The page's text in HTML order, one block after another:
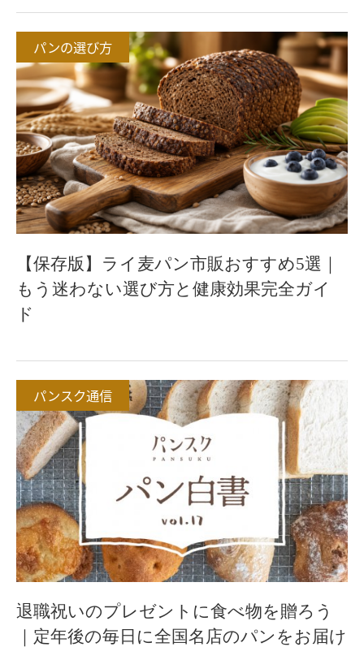
パンの選び方
【保存版】ライ麦パン市販おすすめ5選｜
もう迷わない選び方と健康効果完全ガイ
ド
パンスク通信
退職祝いのプレゼントに食べ物を贈ろう
｜定年後の毎日に全国名店のパンをお届け